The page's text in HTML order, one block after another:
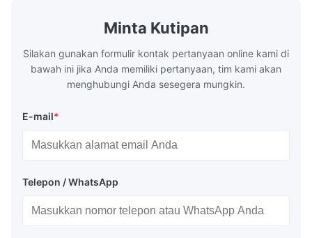
TH620 Standard JIS DIN ASTM GB EN AISI
Product Features High-quality tinplate with
Minta Kutipan
Silakan gunakan formulir kontak pertanyaan online kami di
bawah ini jika Anda memiliki pertanyaan, tim kami akan
menghubungi Anda sesegera mungkin.
E-mail*
Telepon / WhatsApp